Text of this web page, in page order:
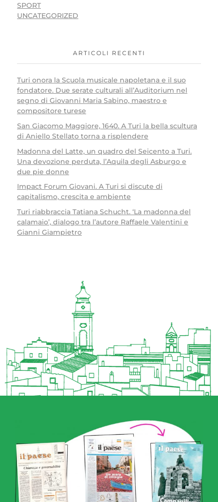
SPORT
UNCATEGORIZED
ARTICOLI RECENTI
Turi onora la Scuola musicale napoletana e il suo
fondatore. Due serate culturali all’Auditorium nel
segno di Giovanni Maria Sabino, maestro e
compositore turese
San Giacomo Maggiore, 1640. A Turi la bella scultura
di Aniello Stellato torna a risplendere
Madonna del Latte, un quadro del Seicento a Turi.
Una devozione perduta, l’Aquila degli Asburgo e
due pie donne
Impact Forum Giovani. A Turi si discute di
capitalismo, crescita e ambiente
Turi riabbraccia Tatiana Schucht. ‘La madonna del
calamaio’, dialogo tra l’autore Raffaele Valentini e
Gianni Giampietro